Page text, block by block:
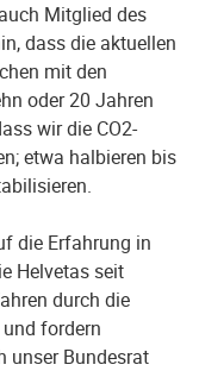
Mitglied des
dass die aktuellen
mit den
oder 20 Jahren
wir die CO2-
etwa halbieren bis
die Erfahrung in
Helvetas seit
durch die
fordern
unser Bundesrat